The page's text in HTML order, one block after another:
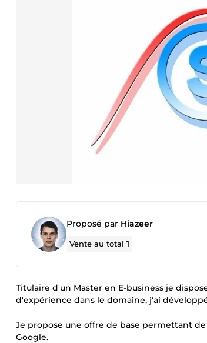
Proposé par Hiazeer
Vente au total1
Titulaire d'un Master en E-business je
d'expérience dans le domaine, j'ai
Je propose une offre de base permettant
Google.